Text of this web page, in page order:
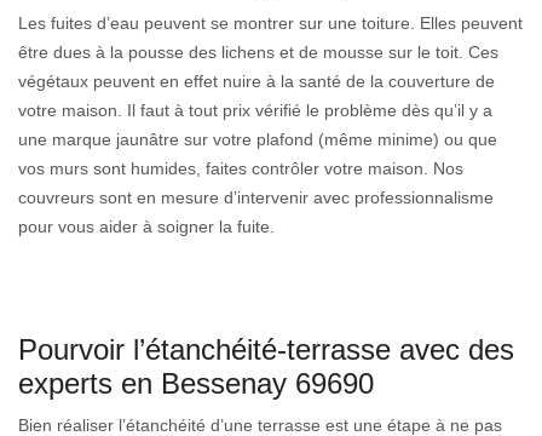
Les fuites d’eau peuvent se montrer sur une toiture. Elles peuvent
être dues à la pousse des lichens et de mousse sur le toit. Ces
végétaux peuvent en effet nuire à la santé de la couverture de
votre maison. Il faut à tout prix vérifié le problème dès qu’il y a
une marque jaunâtre sur votre plafond (même minime) ou que
vos murs sont humides, faites contrôler votre maison. Nos
couvreurs sont en mesure d’intervenir avec professionnalisme
pour vous aider à soigner la fuite.
Pourvoir l’étanchéité-terrasse avec des
experts en Bessenay 69690
Bien réaliser l’étanchéité d’une terrasse est une étape à ne pas